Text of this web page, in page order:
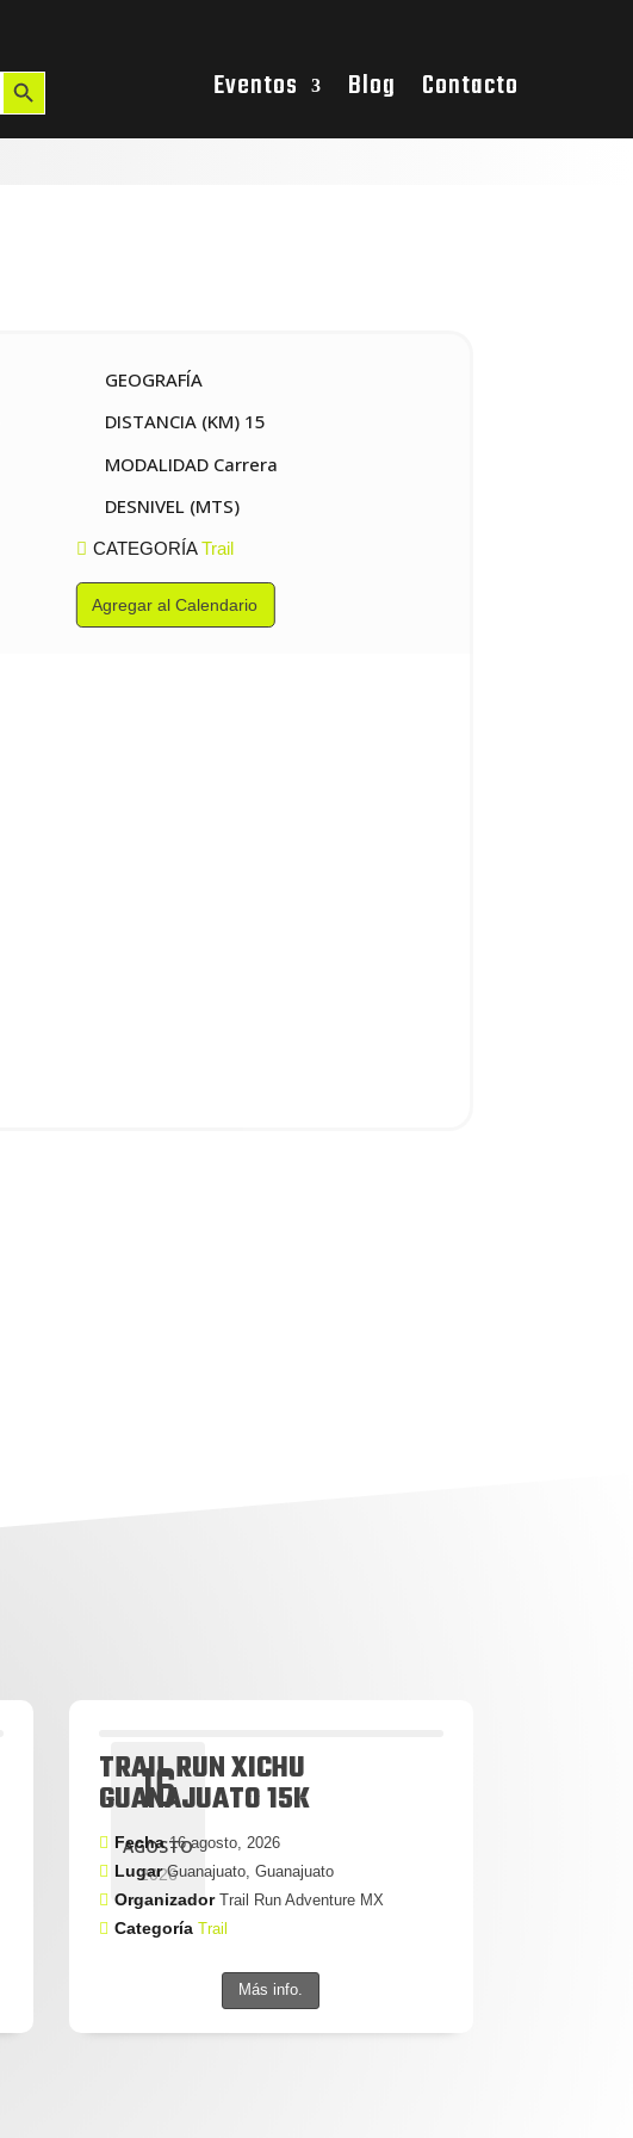
Botón de búsqueda Eventos Blog Contacto
GEOGRAFÍA
DISTANCIA (KM) 15
MODALIDAD Carrera
DESNIVEL (MTS)
CATEGORÍATrail
Agregar al Calendario
16
AGOSTO
2026
TRAIL RUN XICHU
GUANAJUATO 15K
Fecha16 agosto, 2026
LugarGuanajuato, Guanajuato
OrganizadorTrail Run Adventure MX
CategoríaTrail
Más info.